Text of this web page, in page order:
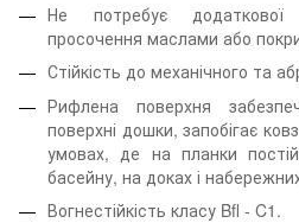
Не потребує додаткової
просочення маслами або
Стійкість до механічного та
Рифлена поверхня
поверхні дошки, запобігає
умовах, де на планки
басейну, на доках і
Вогнестійкість класу Bfl - C1.